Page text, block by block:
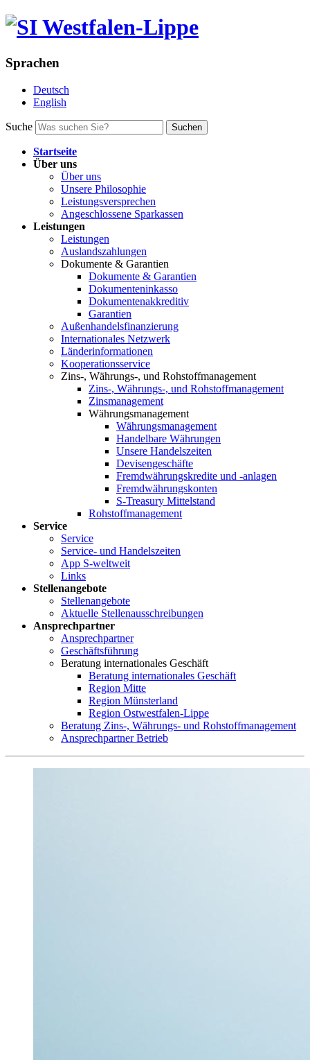
Sprachen
Deutsch
English
Suche Suchen
Startseite
Über uns
Über uns
Unsere Philosophie
Leistungsversprechen
Angeschlossene Sparkassen
Leistungen
Leistungen
Auslandszahlungen
Dokumente & Garantien
Dokumente & Garantien
Dokumenteninkasso
Dokumentenakkreditiv
Garantien
Außenhandelsfinanzierung
Internationales Netzwerk
Länderinformationen
Kooperationsservice
Zins-, Währungs-, und Rohstoffmanagement
Zins-, Währungs-, und Rohstoffmanagement
Zinsmanagement
Währungsmanagement
Währungsmanagement
Handelbare Währungen
Unsere Handelszeiten
Devisengeschäfte
Fremdwährungskredite und -anlagen
Fremdwährungskonten
S-Treasury Mittelstand
Rohstoffmanagement
Service
Service
Service- und Handelszeiten
App S-weltweit
Links
Stellenangebote
Stellenangebote
Aktuelle Stellenausschreibungen
Ansprechpartner
Ansprechpartner
Geschäftsführung
Beratung internationales Geschäft
Beratung internationales Geschäft
Region Mitte
Region Münsterland
Region Ostwestfalen-Lippe
Beratung Zins-, Währungs- und Rohstoffmanagement
Ansprechpartner Betrieb